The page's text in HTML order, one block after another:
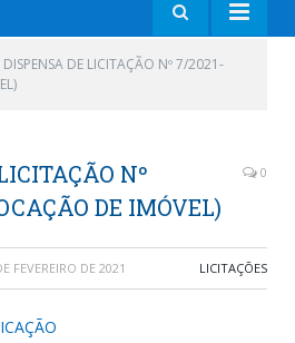
DISPENSA DE LICITAÇÃO Nº 7/2021-
Nº
DE IMÓVEL)
0
FEVEREIRO DE 2021 LICITAÇÕES